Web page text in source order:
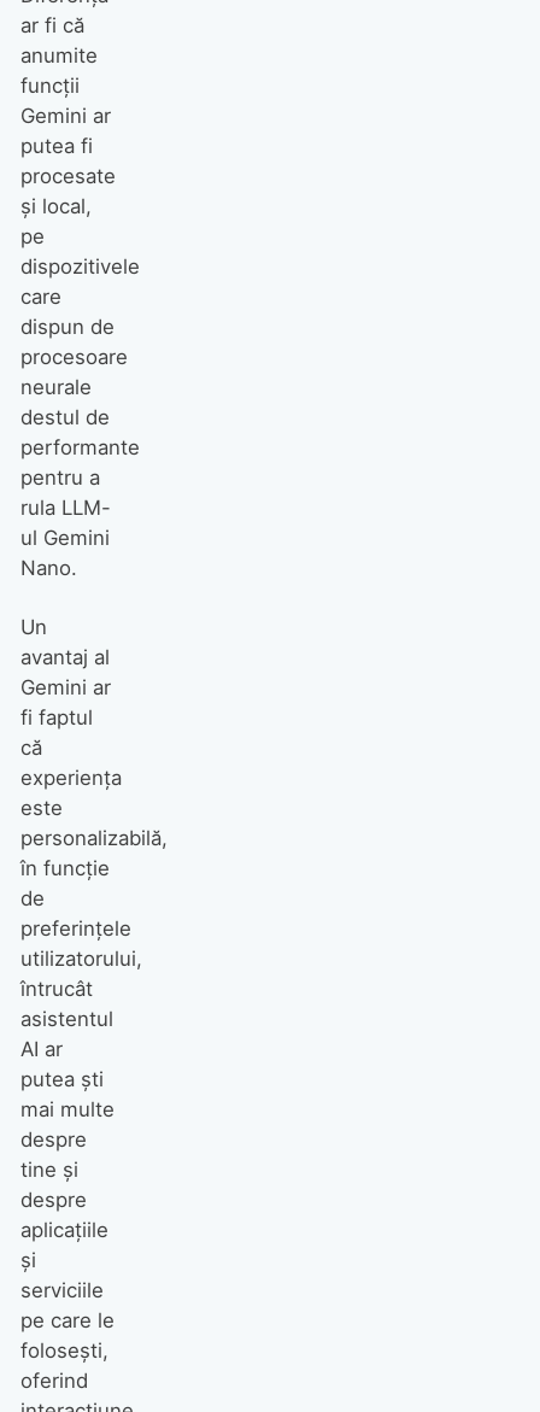
ar fi că
anumite
funcții
Gemini ar
putea fi
procesate
și local,
pe
dispozitivele
care
dispun de
procesoare
neurale
destul de
performante
pentru a
rula LLM-
ul Gemini
Nano.
Un
avantaj al
Gemini ar
fi faptul
că
experiența
este
personalizabilă,
în funcție
de
preferințele
utilizatorului,
întrucât
asistentul
AI ar
putea ști
mai multe
despre
tine și
despre
aplicațiile
și
serviciile
pe care le
folosești,
oferind